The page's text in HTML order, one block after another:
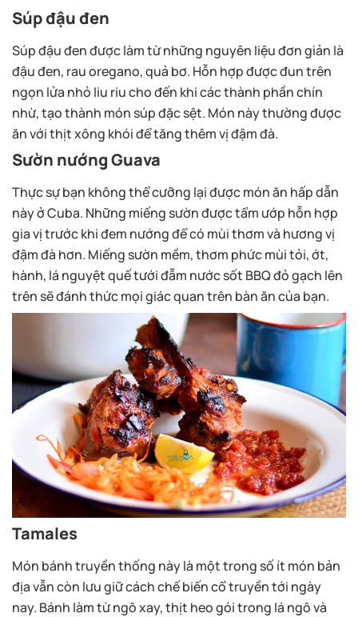
Súp đậu đen
Súp đậu đen được làm từ những nguyên liệu đơn giản là
đậu đen, rau oregano, quả bơ. Hỗn hợp được đun trên
ngọn lửa nhỏ liu riu cho đến khi các thành phần chín
nhừ, tạo thành món súp đặc sệt. Món này thường được
ăn với thịt xông khói để tăng thêm vị đậm đà.
Sườn nướng Guava
Thực sự bạn không thể cưỡng lại được món ăn hấp dẫn
này ở Cuba. Những miếng sườn được tẩm ướp hỗn hợp
gia vị trước khi đem nướng để có mùi thơm và hương vị
đậm đà hơn. Miếng sườn mềm, thơm phức mùi tỏi, ớt,
hành, lá nguyệt quế tưới đẫm nước sốt BBQ đỏ gạch lên
trên sẽ đánh thức mọi giác quan trên bàn ăn của bạn.
Tamales
Món bánh truyền thống này là một trong số ít món bản
địa vẫn còn lưu giữ cách chế biến cổ truyền tới ngày
nay. Bánh làm từ ngô xay, thịt heo gói trong lá ngô và